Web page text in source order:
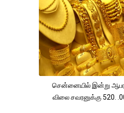
சென்னையில் இன்று
விலை சவரனுக்கு 520. .00